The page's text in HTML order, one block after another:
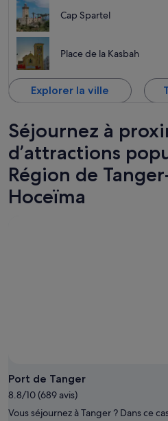
Cap Spartel
Place de la Kasbah
Explorer la ville
Séjournez à
d’attractions
Région de
Hoceïma
Port de Tanger
8.8/10 (689 avis)
Vous séjournez à Tanger ? Dans ce